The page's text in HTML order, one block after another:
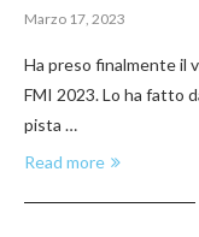
Marzo 17, 2023
Ha preso finalmente il
FMI 2023. Lo ha fatto
pista …
Read more